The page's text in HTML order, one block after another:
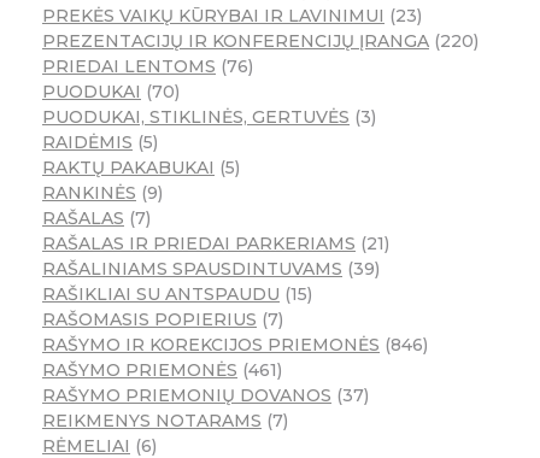
PREKĖS VAIKŲ KŪRYBAI IR LAVINIMUI
23
PREZENTACIJŲ IR KONFERENCIJŲ ĮRANGA 220
PRIEDAI LENTOMS 76
PUODUKAI
70
PUODUKAI, STIKLINĖS, GERTUVĖS 3
RAIDĖMIS 5
RAKTŲ PAKABUKAI
5
RANKINĖS 9
RAŠALAS 7
RAŠALAS IR PRIEDAI PARKERIAMS
21
RAŠALINIAMS SPAUSDINTUVAMS 39
RAŠIKLIAI SU ANTSPAUDU 15
RAŠOMASIS POPIERIUS 7
RAŠYMO IR KOREKCIJOS PRIEMONĖS 846
RAŠYMO PRIEMONĖS 461
RAŠYMO PRIEMONIŲ DOVANOS 37
REIKMENYS NOTARAMS 7
RĖMELIAI
6